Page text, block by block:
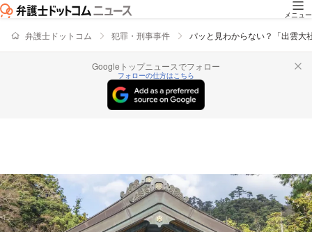
メニュー
弁護士ドットコム 犯罪・刑事事件 パッと見わからない？「出雲大
Googleトップニュースでフォロー
フォローの仕方はこちら